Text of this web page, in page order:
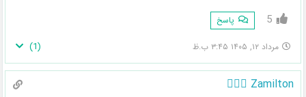
5 پاسخ
مرداد ۱۲, ۱۴۰۵ ۳:۴۵ ب.ظ (
1
)
Zamilton 🧘🏻‍♀️